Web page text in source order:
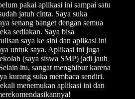
pakai aplikasi ini sampai satu
jatuh cinta. Saya suka
senang banget dengan semua
sediakan. Saya bisa
saya ke sini dan aplikasi ini
untuk saya. Aplikasi ini juga
(saya siswa SMP) jadi jauh
itu, sangat menghibur karena
kurang suka membaca sendiri.
menemukan aplikasi ini dan